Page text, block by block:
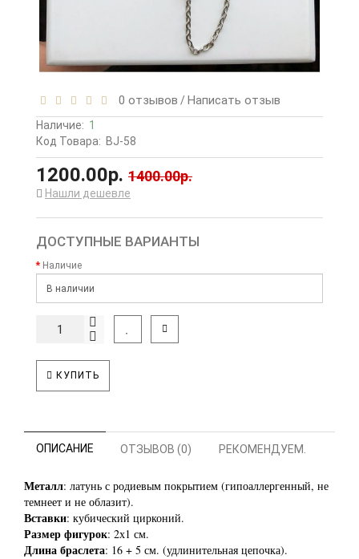
0 отзывов /Написать отзыв
Наличие: 1
Код Товара: BJ-58
1200.00р. 1400.00р.
Нашли дешевле
ДОСТУПНЫЕ ВАРИАНТЫ
Наличие
КУПИТЬ
ОПИСАНИЕ ОТЗЫВОВ (0) РЕКОМЕНДУЕМ.
Металл: латунь с родиевым покрытием (гипоаллергенный, не
темнеет и не облазит).
Вставки: кубический цирконий.
Размер фигурок: 2х1 см.
Длина браслета: 16 + 5 см. (удлинительная цепочка).